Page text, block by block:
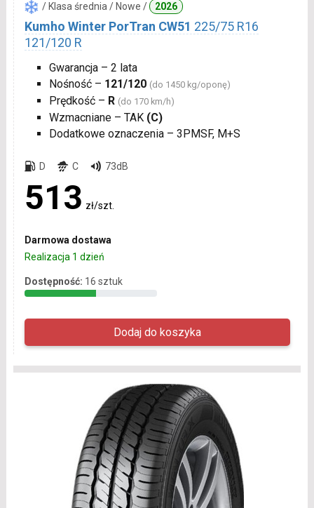
/ Klasa średnia / Nowe / 2026
Kumho Winter PorTran CW51 225/75 R16
121/120 R
Gwarancja – 2 lata
Nośność – 121/120 (do 1450 kg/oponę)
Prędkość – R (do 170 km/h)
Wzmacniane – TAK (C)
Dodatkowe oznaczenia – 3PMSF, M+S
D C 73dB
513 zł/szt.
Darmowa dostawa
Realizacja 1 dzień
Dostępność: 16 sztuk